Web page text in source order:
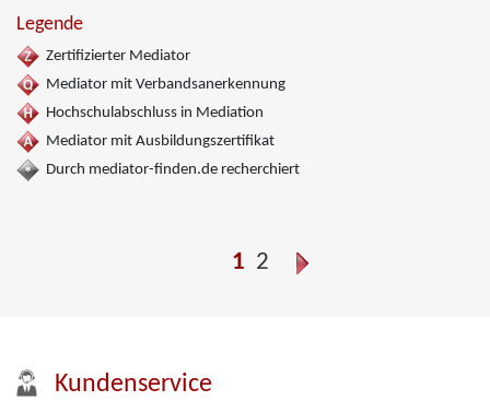
Legende
Zertifizierter Mediator
Mediator mit Verbandsanerkennung
Hochschulabschluss in Mediation
Mediator mit Ausbildungszertifikat
Durch mediator-finden.de recherchiert
1 2
Kundenservice